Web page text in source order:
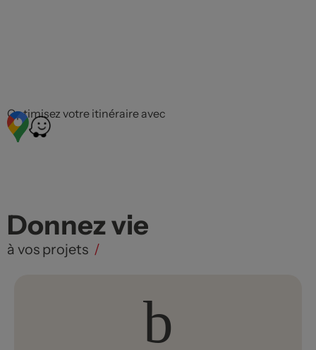
Optimisez votre itinéraire avec
Donnez vie
à vos projets /